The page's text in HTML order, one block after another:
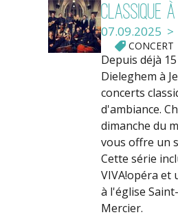
Classique à
07.09.2025 >
CONCERT
Depuis déjà
Dieleghem à
concerts
d'ambiance.
dimanche du
vous offre un
Cette série
VIVA!opéra et
à l'église
Mercier.